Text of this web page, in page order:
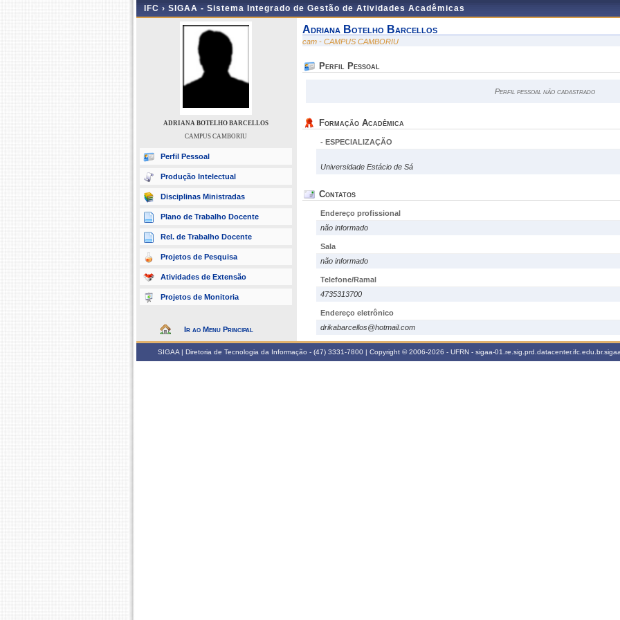
IFC › SIGAA - Sistema Integrado de Gestão de Atividades Acadêmicas
ADRIANA BOTELHO BARCELLOS
CAMPUS CAMBORIU
Perfil Pessoal
Produção Intelectual
Disciplinas Ministradas
Plano de Trabalho Docente
Rel. de Trabalho Docente
Projetos de Pesquisa
Atividades de Extensão
Projetos de Monitoria
Ir ao Menu Principal
Adriana Botelho Barcellos
cam - CAMPUS CAMBORIU
Perfil Pessoal
Perfil pessoal não cadastrado
Formação Acadêmica
- ESPECIALIZAÇÃO
Universidade Estácio de Sá
Contatos
Endereço profissional
não informado
Sala
não informado
Telefone/Ramal
4735313700
Endereço eletrônico
drikabarcellos@hotmail.com
SIGAA | Diretoria de Tecnologia da Informação - (47) 3331-7800 | Copyright © 2006-2026 - UFRN - sigaa-